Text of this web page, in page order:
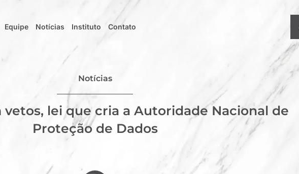
Equipe Notícias Instituto Contato
Notícias
vetos, lei que cria a Autoridade Nacional de
Proteção de Dados